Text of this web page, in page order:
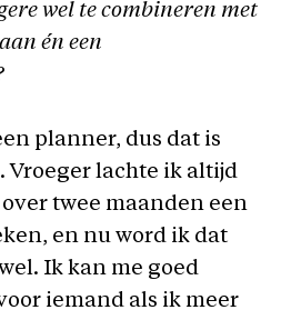
wel te combineren met
én een
planner, dus dat is
Vroeger lachte ik altijd
twee maanden een
en nu word ik dat
Ik kan me goed
iemand als ik meer